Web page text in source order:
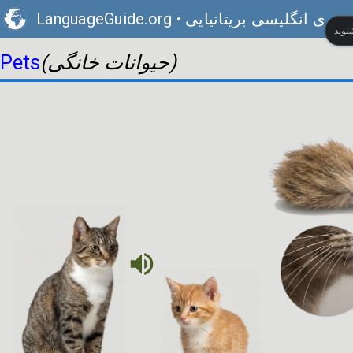
LanguageGuide.org • انگلیسی بریتانیایی
Pets (حیوانات خانگی)
volume_up